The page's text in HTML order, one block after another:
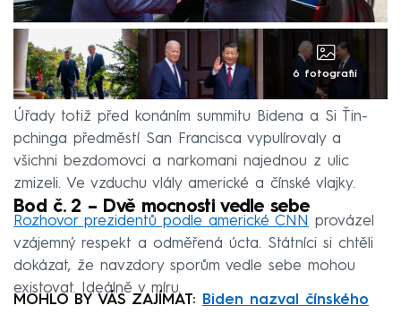
6 fotografií
Úřady totiž před konáním summitu Bidena a Si Ťin-
pchinga předměstí San Francisca vypulírovaly a
všichni bezdomovci a narkomani najednou z ulic
zmizeli. Ve vzduchu vlály americké a čínské vlajky.
Bod č. 2 – Dvě mocnosti vedle sebe
Rozhovor prezidentů podle americké CNN provázel
vzájemný respekt a odměřená úcta. Státníci si chtěli
dokázat, že navzdory sporům vedle sebe mohou
existovat. Ideálně v míru.
MOHLO BY VÁS ZAJÍMAT:
Biden nazval čínského